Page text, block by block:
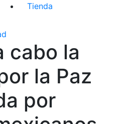
Tienda
cabo la
la Paz
por